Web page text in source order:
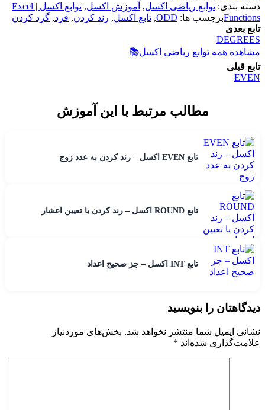
دسته بندی: توابع ریاضی اکسل, آموزش اکسل,
توابع اکسل | Excel
Functionsبرچسب ها: ODD
, تابع اکسل, رند کردن, فرد, گرد کردن
تابع بعدی
DEGREES
مشاهده همه توابع ریاضی اکسل📚
تابع قبلی
EVEN
مطالب مرتبط با این آموزش
تابع EVEN اکسل – رند کردن به عدد زوج
تابع ROUND اکسل – رند کردن با تعیین اعشار
تابع INT اکسل – جز صحیح اعداد
دیدگاهتان را بنویسید
نشانی ایمیل شما منتشر نخواهد شد. بخش‌های موردنیاز
علامت‌گذاری شده‌اند *